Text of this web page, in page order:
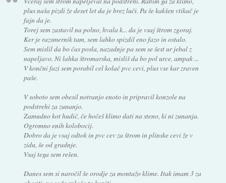
plus naša pizdi že deset let da je brez luči. Pa še kakšen vtikač je
fajn da je.
Torej sem zastavil na polno, hvala k... da je vsaj štrom zgoraj.
Ker je razsmernik tam, sem lahko spizdil eno fazo in ostalo.
Sem mislil da bo čas posla, nazadnje pa sem se šest ur jebal z
napeljavo. Ni lahka štromarska, misliš da bo pol urce, ampak ...
V končni fazi sem porabil cel kolač pvc cevi, plus vse kar zraven
paše.
V soboto sem obesil notranjo enoto in pripravil konzole na
podstrehi za zunanjo.
Zamudno kot hudič, če hočeš klimo dati na steno, ki ni zunanja.
Ogromno enih kolobocij.
Dobro da je vsaj odtok in pvc cev za štrom in plinske cevi že v
zidu, še od gradnje.
Vsaj tega sem rešen.
Danes sem si naročil še orodje za montažo klime. Itak imam 3 za